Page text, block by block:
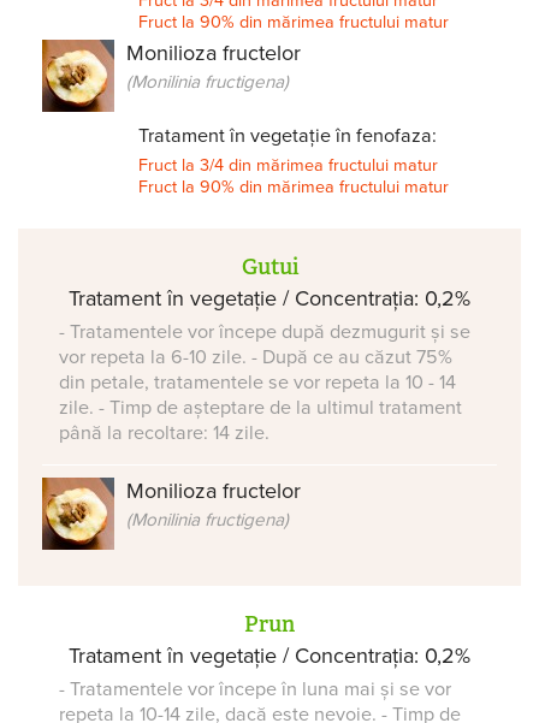
Fruct la 90% din mărimea fructului matur
Monilioza fructelor
(Monilinia fructigena)
Tratament în vegetație în fenofaza:
Fruct la 3/4 din mărimea fructului matur
Fruct la 90% din mărimea fructului matur
Gutui
Tratament în vegetație / Concentrația: 0,2%
- Tratamentele vor începe după dezmugurit și se
vor repeta la 6-10 zile. - După ce au căzut 75%
din petale, tratamentele se vor repeta la 10 - 14
zile. - Timp de așteptare de la ultimul tratament
până la recoltare: 14 zile.
Monilioza fructelor
(Monilinia fructigena)
Prun
Tratament în vegetație / Concentrația: 0,2%
- Tratamentele vor începe în luna mai și se vor
repeta la 10-14 zile, dacă este nevoie. - Timp de